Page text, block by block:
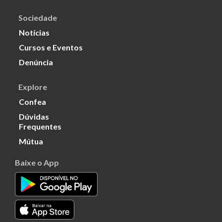
Sociedade
Notícias
Cursos e Eventos
Denúncia
Explore
Confea
Dúvidas
Frequentes
Mútua
Baixe o App